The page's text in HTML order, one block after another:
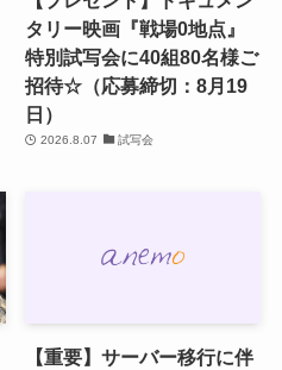
タリー映画『戦場0地点』
特別試写会に40組80名様ご
招待☆（応募締切：8月19
日）
2026.8.07 試写会
【重要】サーバー移行に伴